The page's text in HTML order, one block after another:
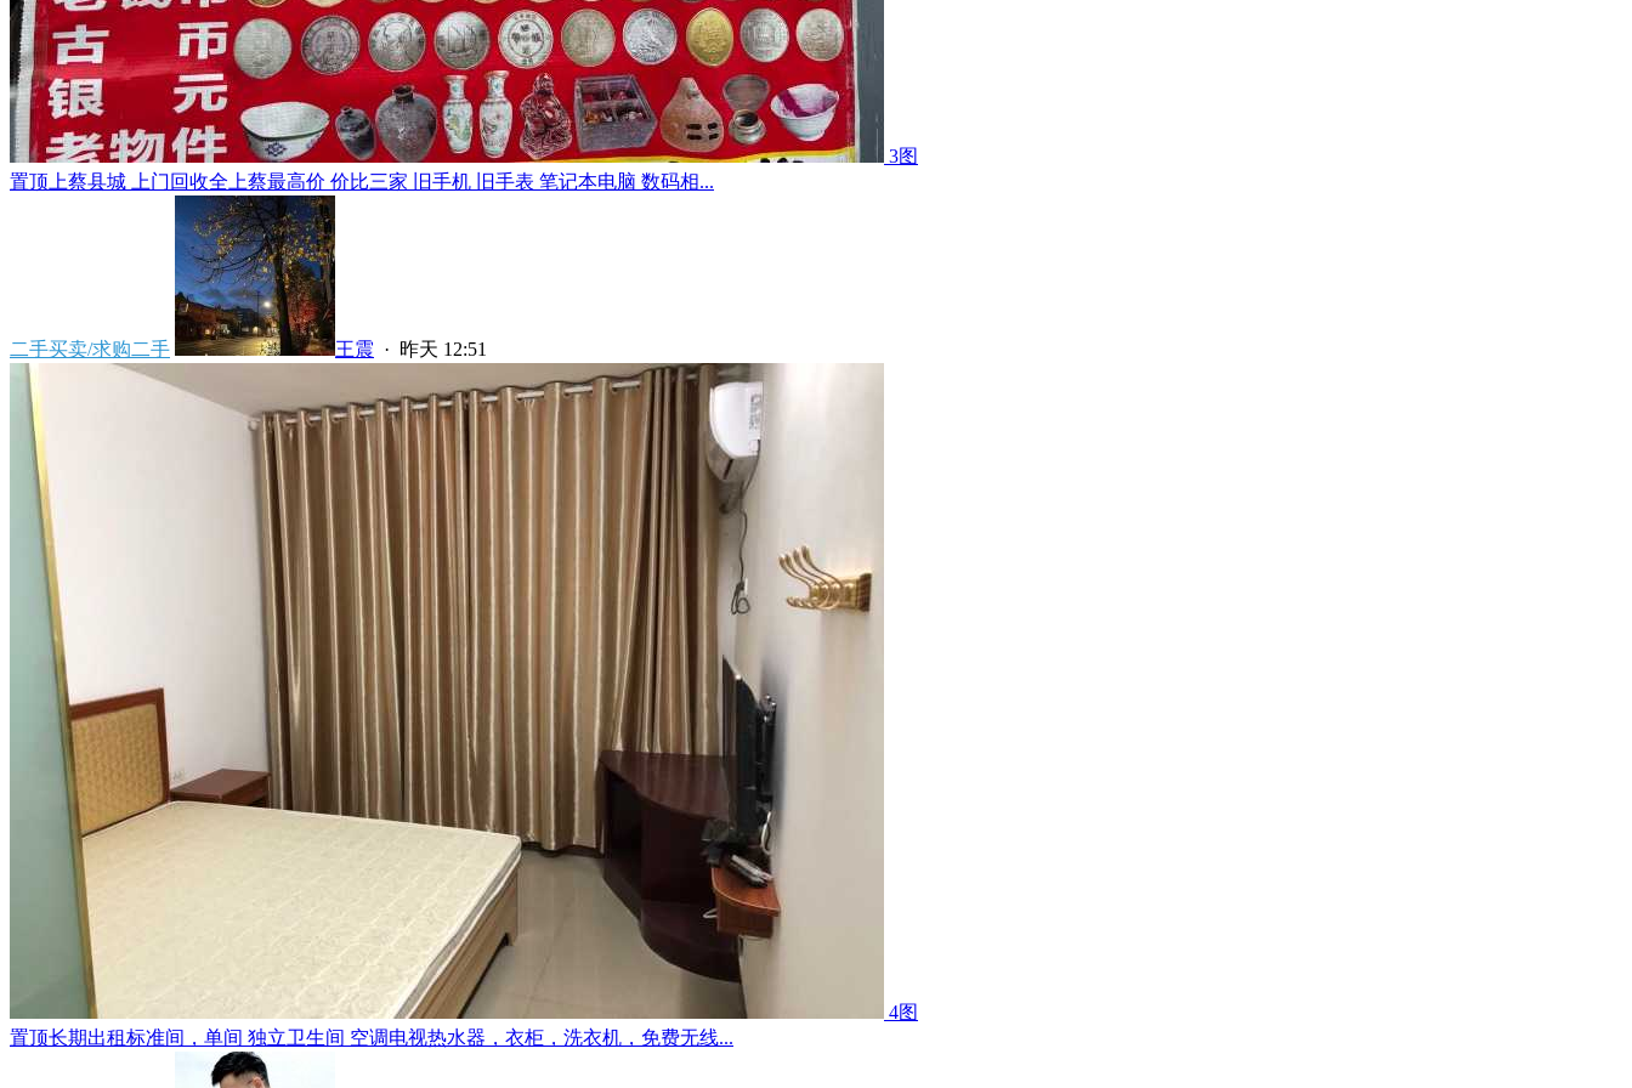
3图
置顶 上蔡县城 上门回收全上蔡最高价 价比三家 旧手机 旧手表 笔记本电脑 数码相...
二手买卖/求购二手 王震 · 昨天 12:51
4图
置顶长期出租标准间，单间 独立卫生间 空调电视热水器，衣柜，洗衣机，免费无线...